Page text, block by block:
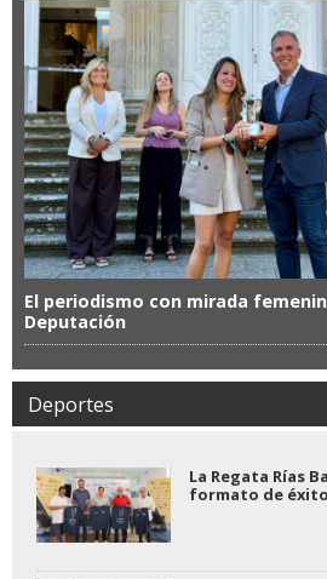
El periodismo con mirada
Deputación
Deportes
La Regata Rías
formato de